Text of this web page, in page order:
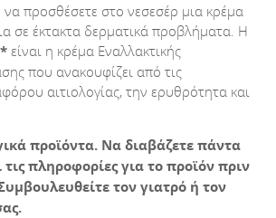
να προσθέσετε στο νεσεσέρ μια κρέμα
σε έκτακτα δερματικά προβλήματα. Η
* είναι η κρέµα Εναλλακτικής
που ανακουφίζει από τις
αιτιολογίας, την ερυθρότητα και
προϊόντα. Να διαβάζετε πάντα
τις πληροφορίες για το προϊόν πριν
τον γιατρό ή τον